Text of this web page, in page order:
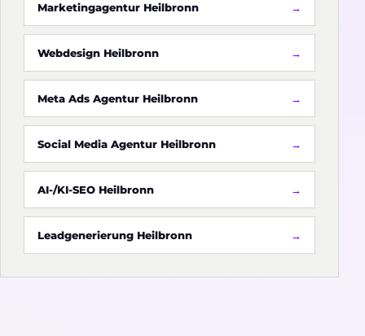
Marketingagentur Heilbronn
Webdesign Heilbronn
Meta Ads Agentur Heilbronn
Social Media Agentur Heilbronn
AI-/KI-SEO Heilbronn
Leadgenerierung Heilbronn